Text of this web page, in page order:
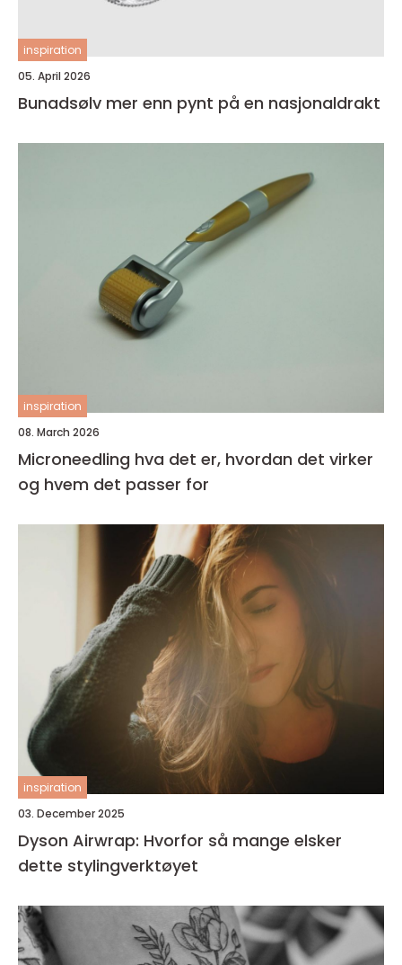
inspiration
05. April 2026
Bunadsølv mer enn pynt på en nasjonaldrakt
inspiration
08. March 2026
Microneedling hva det er, hvordan det virker
og hvem det passer for
inspiration
03. December 2025
Dyson Airwrap: Hvorfor så mange elsker
dette stylingverktøyet